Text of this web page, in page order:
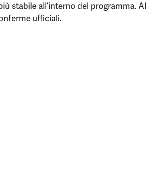
stabile all’interno del programma. Al
ufficiali.